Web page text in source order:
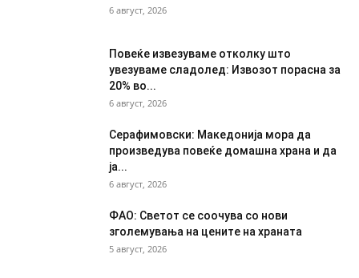
6 август, 2026
Повеќе извезуваме отколку што
увезуваме сладолед: Извозот порасна за
20% во...
6 август, 2026
Серафимовски: Македонија мора да
произведува повеќе домашна храна и да
ја...
6 август, 2026
ФАО: Светот се соочува со нови
зголемувања на цените на храната
5 август, 2026